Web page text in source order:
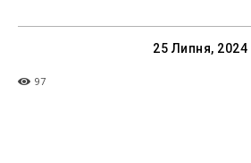
25 Липня, 2024
97